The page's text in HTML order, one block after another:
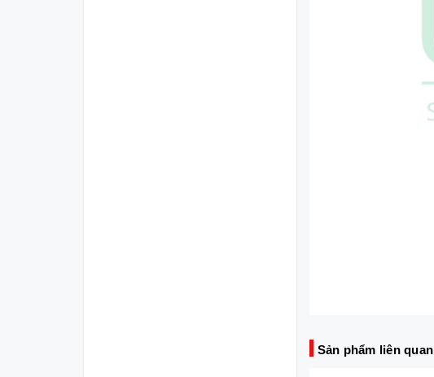
Sản phẩm liên quan